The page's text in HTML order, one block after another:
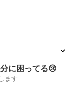
に困ってる😢
ます